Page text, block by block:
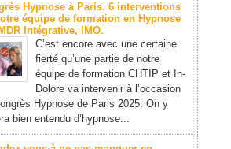
Hypnose à Paris. 6 interventions
équipe de formation en Hypnose
Intégrative, IMO.
C’est encore avec une certaine
fierté qu’une partie de notre
équipe de formation CHTIP et In-
Dolore va intervenir à l’occasion
Hypnose de Paris 2025. On y
bien entendu d’hypnose...